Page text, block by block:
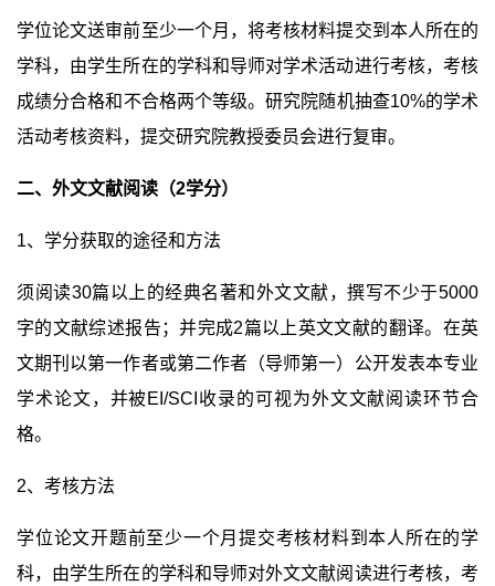
学位论文送审前至少一个月，将考核材料提交到本人所在的
学科，由学生所在的学科和导师对学术活动进行考核，考核
成绩分合格和不合格两个等级。研究院随机抽查10%的学术
活动考核资料，提交研究院教授委员会进行复审。
二、外文文献阅读（2学分）
1、学分获取的途径和方法
须阅读30篇以上的经典名著和外文文献，撰写不少于5000
字的文献综述报告；并完成2篇以上英文文献的翻译。在英
文期刊以第一作者或第二作者（导师第一）公开发表本专业
学术论文，并被EI/SCI 收录的可视为外文文献阅读环节合
格。
2、考核方法
学位论文开题前至少一个月提交考核材料到本人所在的学
科，由学生所在的学科和导师对外文文献阅读进行考核，考